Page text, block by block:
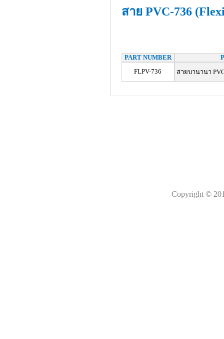
สาย PVC-736
PART NUMBER
FLPV-736
สายบานานา
Copyright ©